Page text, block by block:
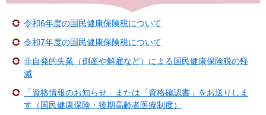
令和6年度の国民健康保険税について
令和7年度の国民健康保険税について
非自発的失業（倒産や解雇など）による国民健康保険税の軽
減
「資格情報のお知らせ」または「資格確認書」をお送りしま
す（国民健康保険・後期高齢者医療制度）